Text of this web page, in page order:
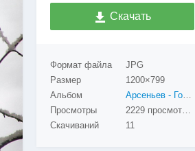
Скачать
Формат файла
JPG
Размер
1200×799
Альбом
Арсеньев - Город в снегу
Просмотры
2229 просмотров
Скачиваний
11